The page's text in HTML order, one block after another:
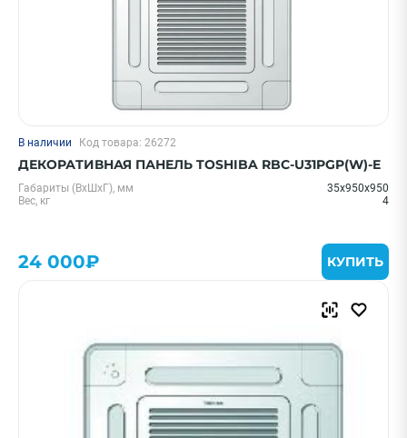
—
Охлаждение, кВт
1,5 кВт - 05 BTU
Бренд
Royal Clima
Показать еще
В наличии Код товара: 26272
ДЕКОРАТИВНАЯ ПАНЕЛЬ TOSHIBA RBC-U31PGP(W)-E
Габариты (ВxШxГ), мм
35х950х950
Вес, кг
4
24 000₽ КУПИТЬ